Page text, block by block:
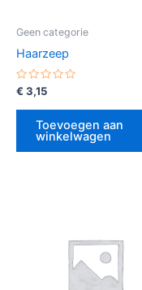
Geen categorie
Haarzeep
Gewaardeerd
uit
€ 3,15
Toevoegen aan
winkelwagen